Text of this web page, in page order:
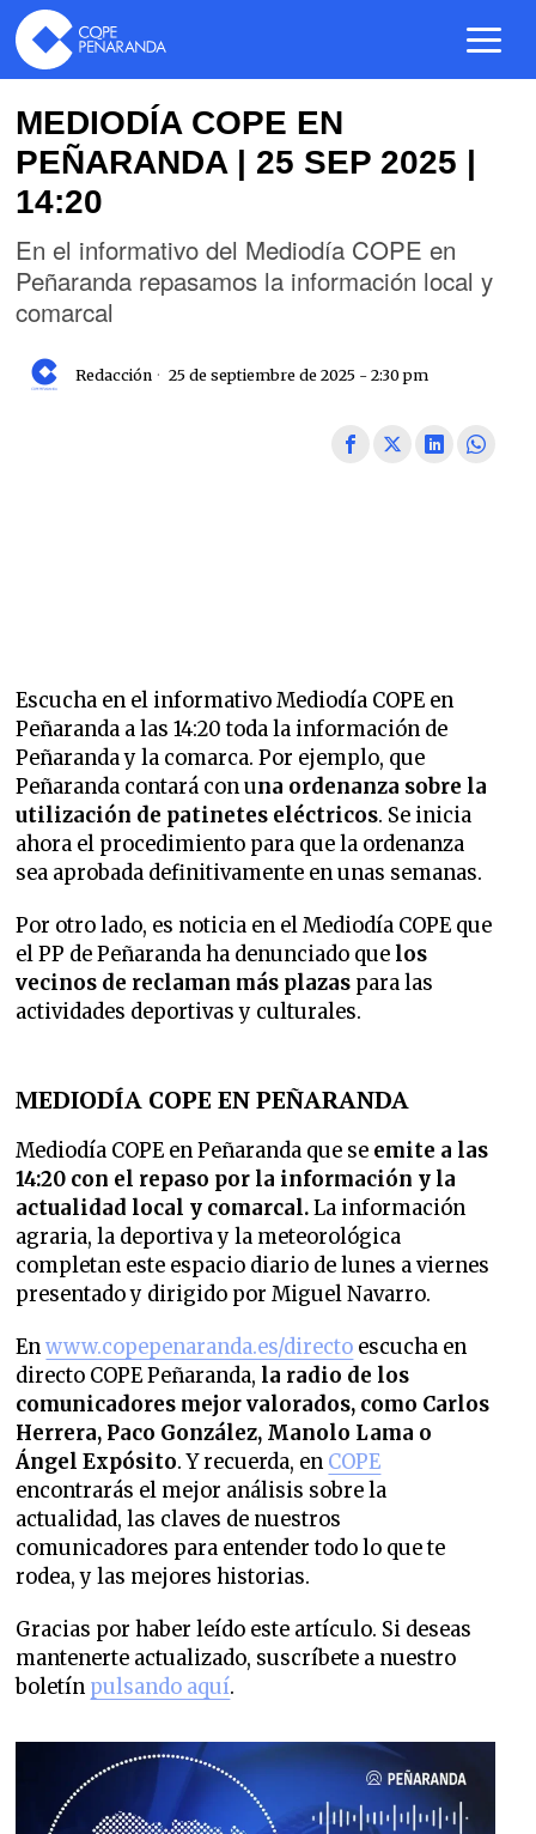
MEDIODÍA COPE EN
PEÑARANDA | 25 SEP 2025 |
14:20
En el informativo del Mediodía COPE en
Peñaranda repasamos la información local y
comarcal
Redacción 25 de septiembre de 2025 - 2:30 pm
Escucha en el informativo Mediodía COPE en
Peñaranda a las 14:20 toda la información de
Peñaranda y la comarca. Por ejemplo, que
Peñaranda contará con una ordenanza sobre la
utilización de patinetes eléctricos. Se inicia
ahora el procedimiento para que la ordenanza
sea aprobada definitivamente en unas semanas.
Por otro lado, es noticia en el Mediodía COPE que
el PP de Peñaranda ha denunciado que los
vecinos de reclaman más plazas para las
actividades deportivas y culturales.
MEDIODÍA COPE EN PEÑARANDA
Mediodía COPE en Peñaranda que se emite a las
14:20 con el repaso por la información y la
actualidad local y comarcal.La información
agraria, la deportiva y la meteorológica
completan este espacio diario de lunes a viernes
presentado y dirigido por Miguel Navarro.
Enwww.copepenaranda.es/directo escucha en
directo COPE Peñaranda, la radio de los
comunicadores mejor valorados, como Carlos
Herrera, Paco González, Manolo Lama o
Ángel Expósito. Y recuerda, en COPE
encontrarás el mejor análisis sobre la
actualidad, las claves de nuestros
comunicadores para entender todo lo que te
rodea, y las mejores historias.
Gracias por haber leído este artículo. Si deseas
mantenerte actualizado, suscríbete a nuestro
boletín pulsando aquí.